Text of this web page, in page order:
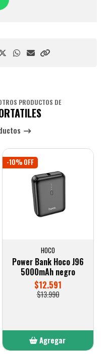
PRODUCTOS DE
-10% OFF
HOCO
Power Bank Hoco J96
5000mAh negro
$12.591
$13.990
Agregar